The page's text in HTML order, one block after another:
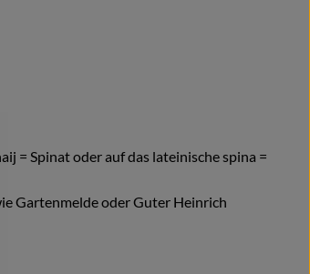
= Spinat oder auf das lateinische spina =
Gartenmelde oder Guter Heinrich